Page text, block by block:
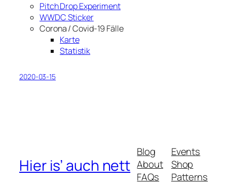
Pitch Drop Experiment
WWDC Sticker
Corona / Covid-19 Fälle
Karte
Statistik
2020-03-15
Hier is’ auch nett
Blog
About
FAQs
Events
Shop
Patterns